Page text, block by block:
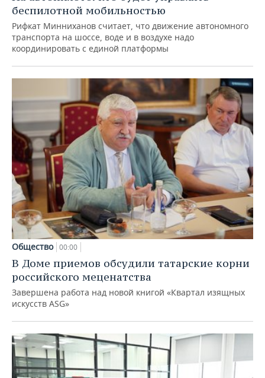
беспилотной мобильностью
Рифкат Минниханов считает, что движение автономного
транспорта на шоссе, воде и в воздухе надо
координировать с единой платформы
Общество 00:00
В Доме приемов обсудили татарские корни
российского меценатства
Завершена работа над новой книгой «Квартал изящных
искусств ASG»